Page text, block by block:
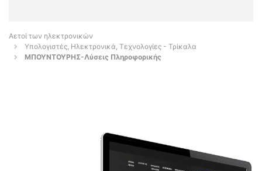
Αετοί των ηλεκτρονικών
Υπολογιστές, Ηλεκτρονικά, Τεχνολογίες - Τρίκαλα
ΜΠΟΥΝΤΟΥΡΗΣ-Λύσεις Πληροφορικής